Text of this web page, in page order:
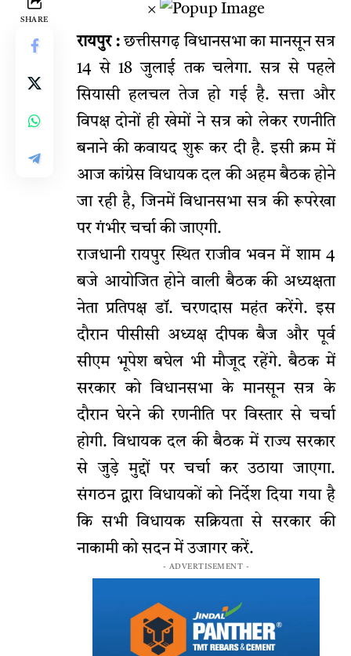
SHARE
×
रायपुर : छत्तीसगढ़ विधानसभा का मानसून सत्र
14 से 18 जुलाई तक चलेगा. सत्र से पहले
सियासी हलचल तेज हो गई है. सत्ता और
विपक्ष दोनों ही खेमों ने सत्र को लेकर रणनीति
बनाने की कवायद शुरू कर दी है. इसी क्रम में
आज कांग्रेस विधायक दल की अहम बैठक होने
जा रही है, जिनमें विधानसभा सत्र की रूपरेखा
पर गंभीर चर्चा की जाएगी.
राजधानी रायपुर स्थित राजीव भवन में शाम 4
बजे आयोजित होने वाली बैठक की अध्यक्षता
नेता प्रतिपक्ष डॉ. चरणदास महंत करेंगे. इस
दौरान पीसीसी अध्यक्ष दीपक बैज और पूर्व
सीएम भूपेश बघेल भी मौजूद रहेंगे. बैठक में
सरकार को विधानसभा के मानसून सत्र के
दौरान घेरने की रणनीति पर विस्तार से चर्चा
होगी. विधायक दल की बैठक में राज्य सरकार
से जुड़े मुद्दों पर चर्चा कर उठाया जाएगा.
संगठन द्वारा विधायकों को निर्देश दिया गया है
कि सभी विधायक सक्रियता से सरकार की
नाकामी को सदन में उजागर करें.
- ADVERTISEMENT -